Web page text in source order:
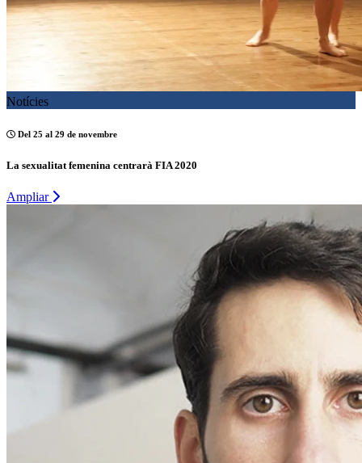
Notícies
Del 25 al 29 de novembre
La sexualitat femenina centrarà FIA 2020
Ampliar